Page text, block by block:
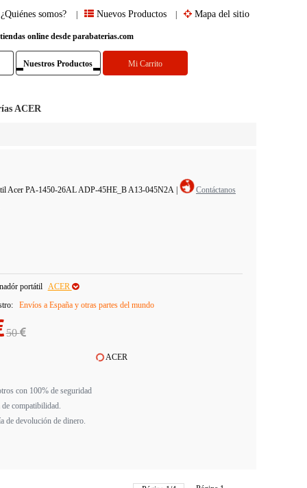
Mapa del sitio
Nuevos Productos
¿Quiénes somos?
online desde parabaterias.com
Nuestros Productos Mi Carrito
ACER
Acer PA-1450-26AL ADP-45HE_B A13-045N2A Contáctanos
portátil
ACER
Envíos a España y otras partes del mundo
50
ACER
con 100% de seguridad
compatibilidad.
de devolución de dinero.